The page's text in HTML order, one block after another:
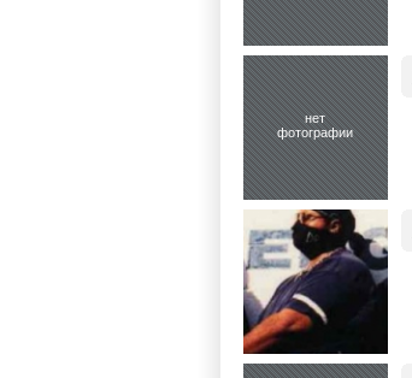
нет
фотографии